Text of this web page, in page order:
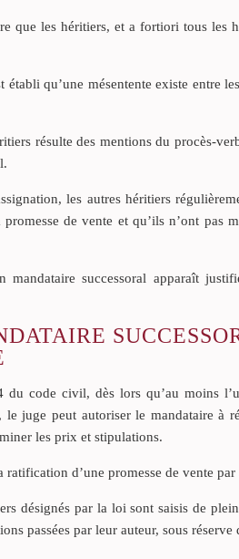
que les héritiers, et a fortiori tous les
établi qu’une mésentente existe entre
résulte des mentions du procès-
les autres héritiers
de vente et qu’ils n’ont
successoral apparaît
code civil, dès lors qu’au moins
le juge peut autoriser le mandataire à
les prix et stipulations.
ratification d’une promesse de vente
désignés par la loi sont saisis de
passées par leur auteur, sous